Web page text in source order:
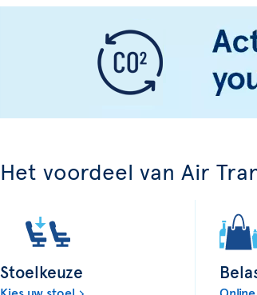
Het voordeel van Air
Stoelkeuze